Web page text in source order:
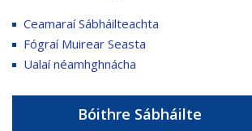
Ceamaraí Sábháilteachta
Fógraí Muirear Seasta
Ualaí néamhghnácha
Bóithre Sábháilte